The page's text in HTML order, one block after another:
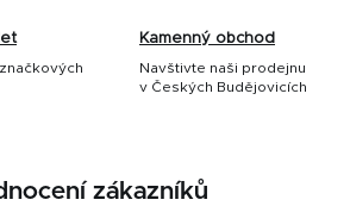
Kamenný obchod
Navštivte naši prodejnu
v Českých Budějovicích
zákazníků